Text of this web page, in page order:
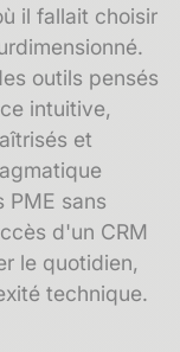
il fallait choisir
outils pensés
intuitive,
et
PME sans
d'un CRM
le quotidien,
technique.